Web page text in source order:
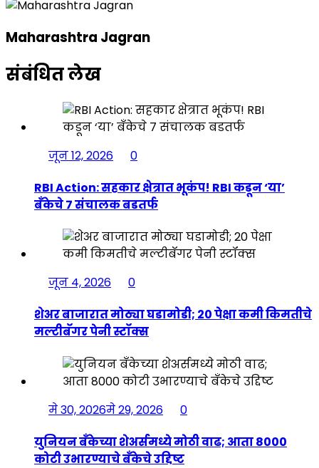
Maharashtra Jagran
संबंधित लेख
जून 12, 2026
0
RBI Action: सहकार क्षेत्रात भूकंप! RBI कडून ‘या’
बँकेचे 7 संचालक बडतर्फ
जून 4, 2026
0
शेअर बाजारात मोठ्या घडामोडी; 20 पेक्षा कमी किमतीचे
मल्टीबॅगर पेनी स्टॉक्स
मे 30, 2026मे 29, 2026
0
युनियन बँकेच्या शेअर्समध्ये मोठी वाढ; आता 8000
कोटी उभारण्याचे बँकेचे उद्दिष्ट